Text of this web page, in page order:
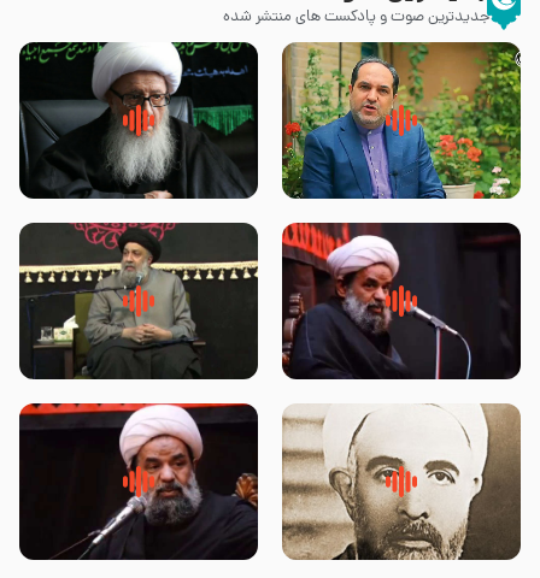
جدیدترین صوت و پادکست های منتشر شده
پیامبر صلی الله علیه وآله و سلم
فرمودند وای بر بچه های آخر
زوّار اربعین امام حسین (علیه
السلام) با این اشتیاق به زیارت
روضه جانسوز پاره های جگر امام
حسن مجتبی علیه السلام-حجت
لقب حضرت رقیه سلام الله علیها به
چه معناست – حجت الاسلام علوی
روضه‌ی مجلس یزید ملعون و
اسارت اهل‌بیت علیهم‌السلام –
سلام جوانی که امام حسین علیه
السلام خودش جوابش را دادند